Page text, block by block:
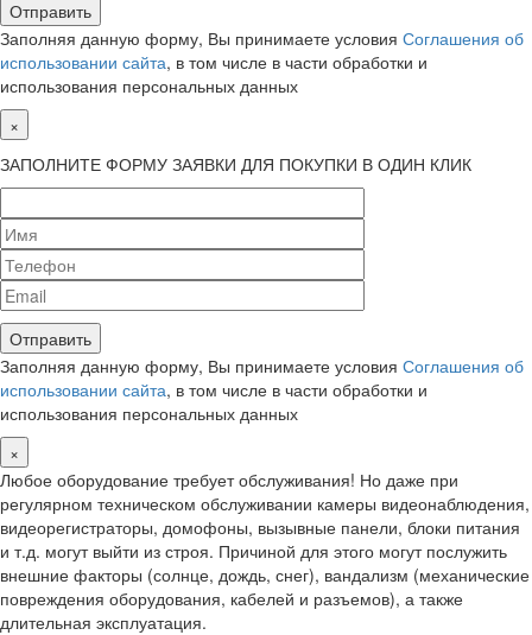
Заполняя данную форму, Вы принимаете условия Соглашения об
использовании сайта, в том числе в части обработки и
использования персональных данных
×
ЗАПОЛНИТЕ ФОРМУ ЗАЯВКИ ДЛЯ ПОКУПКИ В ОДИН КЛИК
Заполняя данную форму, Вы принимаете условия Соглашения об
использовании сайта, в том числе в части обработки и
использования персональных данных
×
Любое оборудование требует обслуживания! Но даже при
регулярном техническом обслуживании камеры видеонаблюдения,
видеорегистраторы, домофоны, вызывные панели, блоки питания
и т.д. могут выйти из строя. Причиной для этого могут послужить
внешние факторы (солнце, дождь, снег), вандализм (механические
повреждения оборудования, кабелей и разъемов), а также
длительная эксплуатация.